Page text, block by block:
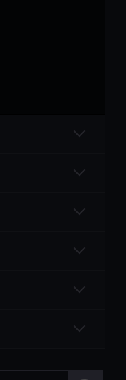
아크리니